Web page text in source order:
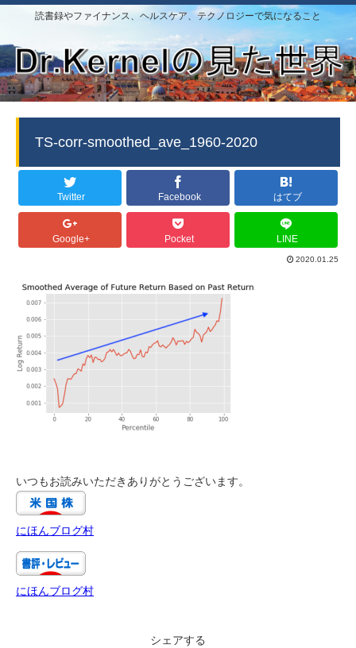
読書録やファイナンス、ヘルスケア、テクノロジーで気になること
TS-corr-smoothed_ave_1960-2020
Twitter Facebook はてブ
Google+ Pocket LINE
2020.01.25
いつもお読みいただきありがとうございます。
にほんブログ村
にほんブログ村
シェアする